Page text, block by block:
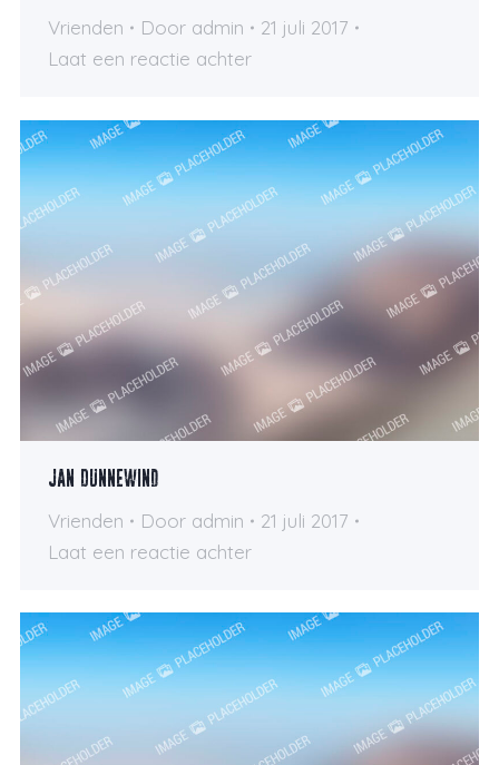
Vrienden Door admin
21 juli 2017
Laat een reactie achter
Jan Dunnewind
Vrienden Door admin
21 juli 2017
Laat een reactie achter